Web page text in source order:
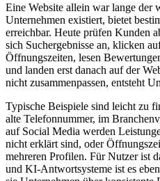
Eine Website allein war lange der
Unternehmen existiert, bietet
erreichbar. Heute prüfen Kunden
sich Suchergebnisse an, klicken
Öffnungszeiten, lesen
und landen erst danach auf der
nicht zusammenpassen, entsteht
Typische Beispiele sind leicht zu
alte Telefonnummer, im
auf Social Media werden
nicht erklärt sind, oder
mehreren Profilen. Für Nutzer ist
und KI-Antwortsysteme ist es